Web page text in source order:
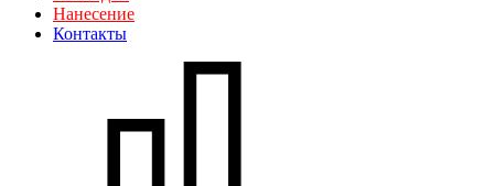
Нанесение
Контакты